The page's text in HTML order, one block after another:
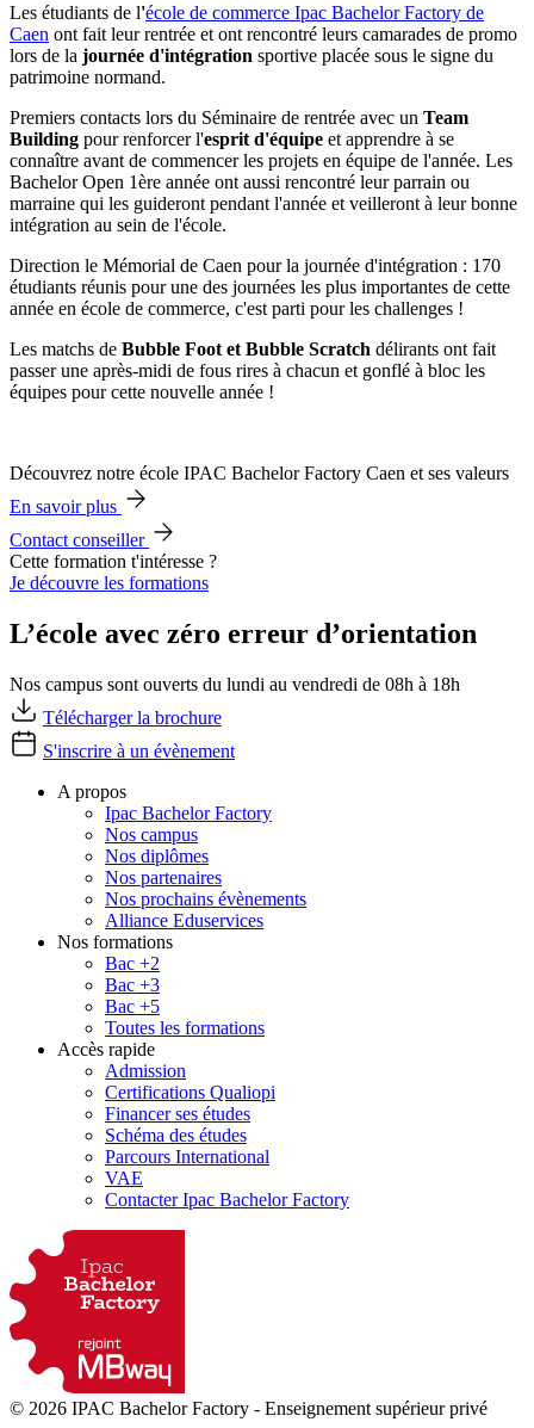
Les étudiants de l'école de commerce Ipac Bachelor Factory de
Caen ont fait leur rentrée et ont rencontré leurs camarades de promo
lors de la journée d'intégration sportive placée sous le signe du
patrimoine normand.
Premiers contacts lors du Séminaire de rentrée avec un Team
Building pour renforcer l'esprit d'équipe et apprendre à se
connaître avant de commencer les projets en équipe de l'année. Les
Bachelor Open 1ère année ont aussi rencontré leur parrain ou
marraine qui les guideront pendant l'année et veilleront à leur bonne
intégration au sein de l'école.
Direction le Mémorial de Caen pour la journée d'intégration : 170
étudiants réunis pour une des journées les plus importantes de cette
année en école de commerce, c'est parti pour les challenges !
Les matchs de Bubble Foot et Bubble Scratch délirants ont fait
passer une après-midi de fous rires à chacun et gonflé à bloc les
équipes pour cette nouvelle année !
Découvrez notre école IPAC Bachelor Factory Caen et ses valeurs
En savoir plus
Contact conseiller
Cette formation t'intéresse ?
Je découvre les formations
L’école avec zéro erreur d’orientation
Nos campus sont ouverts du lundi au vendredi de 08h à 18h
Télécharger la brochure
S'inscrire à un évènement
A propos
Ipac Bachelor Factory
Nos campus
Nos diplômes
Nos partenaires
Nos prochains évènements
Alliance Eduservices
Nos formations
Bac +2
Bac +3
Bac +5
Toutes les formations
Accès rapide
Admission
Certifications Qualiopi
Financer ses études
Schéma des études
Parcours International
VAE
Contacter Ipac Bachelor Factory
© 2026 IPAC Bachelor Factory - Enseignement supérieur privé